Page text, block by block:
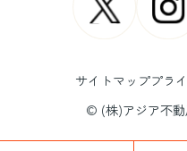
サイトマッププラ
© (株)アジア不